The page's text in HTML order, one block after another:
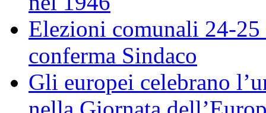
Elezioni comunali 24-
conferma Sindaco
Gli europei celebrano